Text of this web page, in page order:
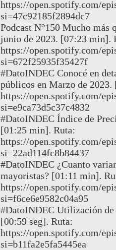
https://open.spotify.com/
si=47c92185f2894dc7
Podcast N°150 Mucho más
junio de 2023. [07:23 min].
https://open.spotify.com/
si=672f25935f35427f
#DatoINDEC Conocé en
públicos en Marzo de
https://open.spotify.com/
si=e9ca73d5c37c4832
#DatoINDEC Índice de
[01:25 min]. Ruta:
https://open.spotify.com/
si=22ad114fc8b84437
#DatoINDEC ¿Cuanto
mayoristas? [01:11 min].
https://open.spotify.com/
si=f6ce6e9582c04a95
#DatoINDEC Utilización de
[00:59 seg]. Ruta:
https://open.spotify.com/
si=b11fa2e5fa5445ea